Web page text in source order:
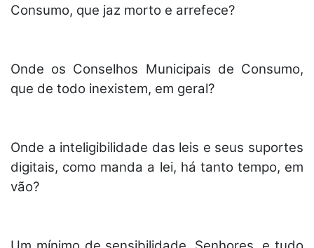
Consumo, que jaz morto e arrefece?
Onde os Conselhos Municipais de Consumo,
que de todo inexistem, em geral?
Onde a inteligibilidade das leis e seus suportes
digitais, como manda a lei, há tanto tempo, em
vão?